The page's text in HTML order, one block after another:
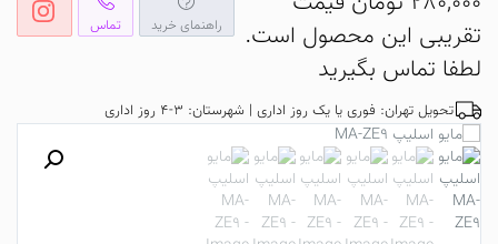
راهنمای خرید تماس
تقریبی این محصول است.
لطفا تماس بگیرید
تحویل تهران: فوری یا یک روز اداری | شهرستان: 3-4 روز اداری